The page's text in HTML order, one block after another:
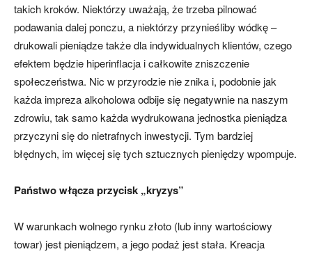
takich kroków. Niektórzy uważają, że trzeba pilnować
podawania dalej ponczu, a niektórzy przynieśliby wódkę –
drukowali pieniądze także dla indywidualnych klientów, czego
efektem będzie hiperinflacja i całkowite zniszczenie
społeczeństwa. Nic w przyrodzie nie znika i, podobnie jak
każda impreza alkoholowa odbije się negatywnie na naszym
zdrowiu, tak samo każda wydrukowana jednostka pieniądza
przyczyni się do nietrafnych inwestycji. Tym bardziej
błędnych, im więcej się tych sztucznych pieniędzy wpompuje.
Państwo włącza przycisk „kryzys”
W warunkach wolnego rynku złoto (lub inny wartościowy
towar) jest pieniądzem, a jego podaż jest stała. Kreacja